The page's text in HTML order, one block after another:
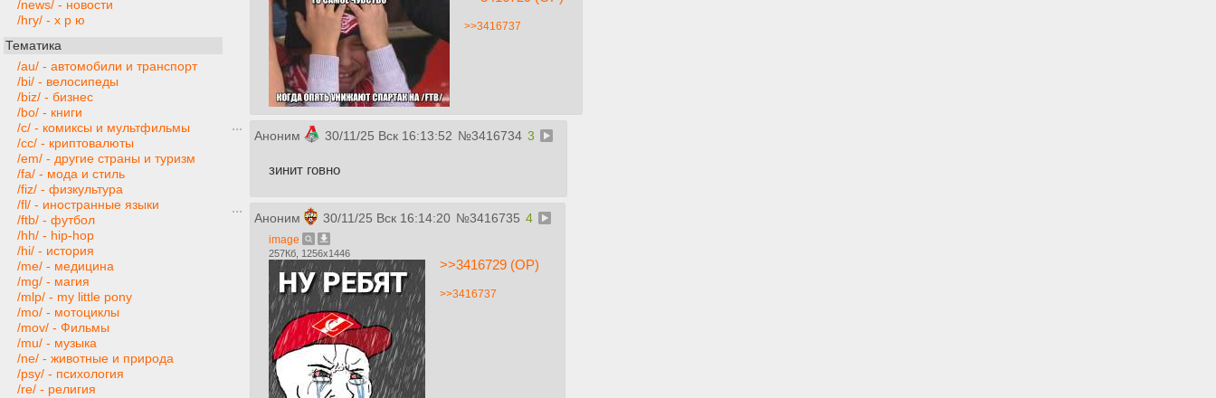
/news/ - новости
/hry/ - х р ю
Тематика
/au/ - автомобили и транспорт
/bi/ - велосипеды
/biz/ - бизнес
/bo/ - книги
/c/ - комиксы и мультфильмы
/cc/ - криптовалюты
/em/ - другие страны и туризм
/fa/ - мода и стиль
/fiz/ - физкультура
/fl/ - иностранные языки
/ftb/ - футбол
/hh/ - hip-hop
/hi/ - история
/me/ - медицина
/mg/ - магия
/mlp/ - my little pony
/mo/ - мотоциклы
/mov/ - Фильмы
/mu/ - музыка
/ne/ - животные и природа
/psy/ - психология
/re/ - религия
>>3416737
Аноним 30/11/25 Вск 16:13:52 №3416734 3
зинит говно
Аноним 30/11/25 Вск 16:14:20 №3416735 4
image
257Кб, 1256x1446
>>3416729 (OP)
>>3416737